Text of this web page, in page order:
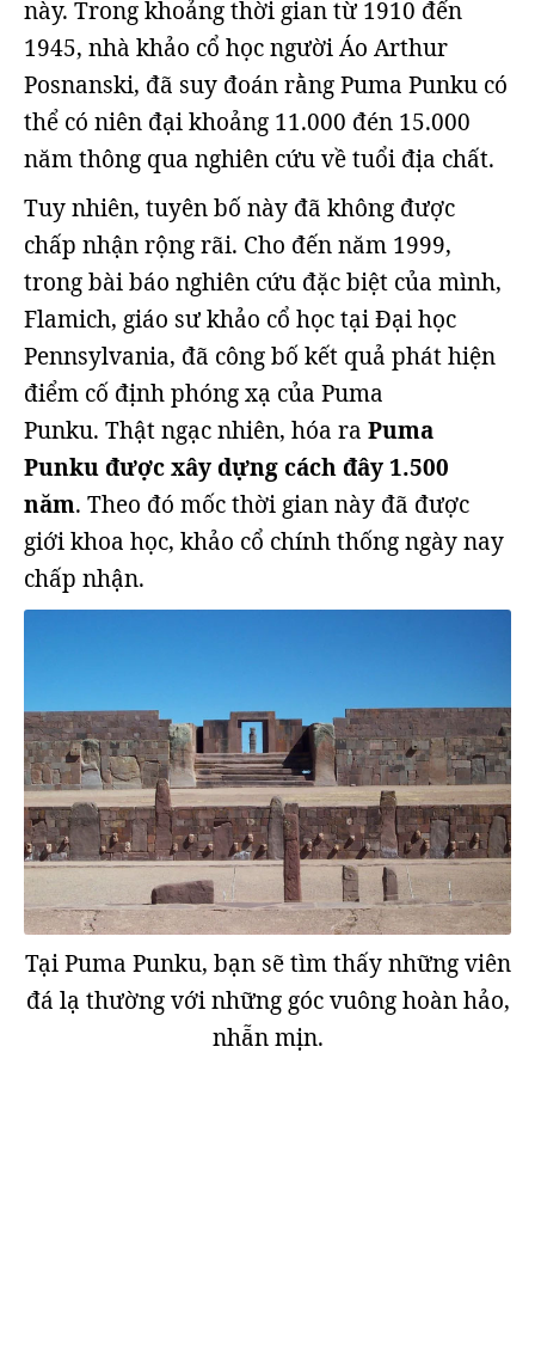
này. Trong khoảng thời gian từ 1910 đến
1945, nhà khảo cổ học người Áo Arthur
Posnanski, đã suy đoán rằng Puma Punku có
thể có niên đại khoảng 11.000 đén 15.000
năm thông qua nghiên cứu về tuổi địa chất.
Tuy nhiên, tuyên bố này đã không được
chấp nhận rộng rãi. Cho đến năm 1999,
trong bài báo nghiên cứu đặc biệt của mình,
Flamich, giáo sư khảo cổ học tại Đại học
Pennsylvania, đã công bố kết quả phát hiện
điểm cố định phóng xạ của Puma
Punku. Thật ngạc nhiên, hóa ra Puma
Punku được xây dựng cách đây 1.500
năm. Theo đó mốc thời gian này đã được
giới khoa học, khảo cổ chính thống ngày nay
chấp nhận.
Tại Puma Punku, bạn sẽ tìm thấy những viên
đá lạ thường với những góc vuông hoàn hảo,
nhẵn mịn.